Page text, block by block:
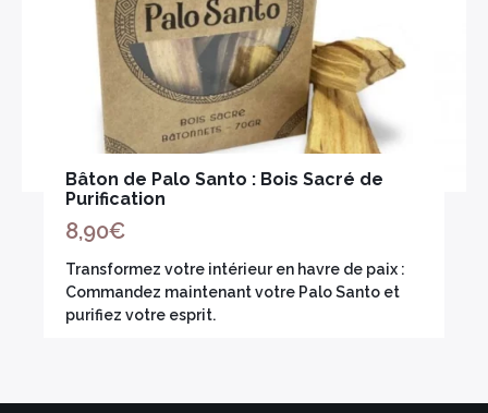
Bâton de Palo Santo : Bois Sacré de
Purification
8,90€
Transformez votre intérieur en havre de paix :
Commandez maintenant votre Palo Santo et
purifiez votre esprit.